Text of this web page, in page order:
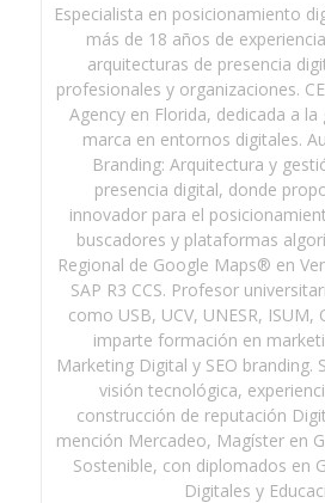
Especialista en posicionamiento
más de 18 años de
arquitecturas de presencia
profesionales y organizaciones.
Agency en Florida, dedicada a
marca en entornos digitales.
Branding: Arquitectura y
presencia digital, donde
innovador para el
buscadores y plataformas
Regional de Google Maps® en
SAP R3 CCS. Profesor
como USB, UCV, UNESR, ISUM,
imparte formación en
Marketing Digital y SEO branding.
visión tecnológica,
construcción de reputación
mención Mercadeo, Magíster en
Sostenible, con diplomados en
Digitales y